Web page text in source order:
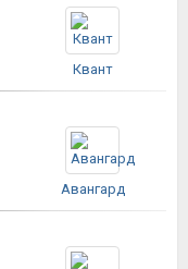
Квант
Авангард